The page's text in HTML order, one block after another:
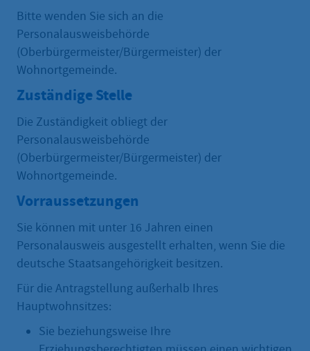
Bitte wenden Sie sich an die
Personalausweisbehörde
(Oberbürgermeister/Bürgermeister) der
Wohnortgemeinde.
Zuständige Stelle
Die Zuständigkeit obliegt der
Personalausweisbehörde
(Oberbürgermeister/Bürgermeister) der
Wohnortgemeinde.
Vorraussetzungen
Sie können mit unter 16 Jahren einen
Personalausweis ausgestellt erhalten, wenn Sie die
deutsche Staatsangehörigkeit besitzen.
Für die Antragstellung außerhalb Ihres
Hauptwohnsitzes:
Sie beziehungsweise Ihre